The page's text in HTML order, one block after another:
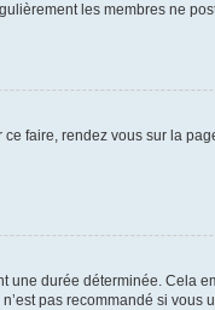
les membres ne
faire, rendez vous sur la
durée déterminée. Cela
pas recommandé si